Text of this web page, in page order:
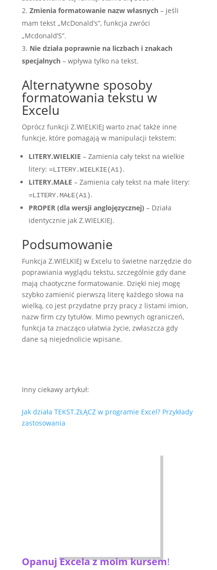
Zmienia formatowanie nazw własnych– jeśli
mam tekst „McDonald’s”, funkcja zwróci
„Mcdonald’S”.
Nie działa poprawnie na liczbach i znakach
specjalnych– wpływa tylko na tekst.
Alternatywne sposoby
formatowania tekstu w
Excelu
Oprócz funkcji Z.WIELKIEJ warto znać także inne
funkcje, które pomagają w manipulacji tekstem:
LITERY.WIELKIE – Zamienia cały tekst na wielkie
litery: =LITERY.WIELKIE(A1).
LITERY.MAŁE – Zamienia cały tekst na małe litery:
=LITERY.MAŁE(A1).
PROPER (dla wersji anglojęzycznej) – Działa
identycznie jak Z.WIELKIEJ.
Podsumowanie
Funkcja Z.WIELKIEJ w Excelu to świetne narzędzie do
poprawiania wyglądu tekstu, szczególnie gdy dane
mają chaotyczne formatowanie. Dzięki niej mogę
szybko zamienić pierwszą literę każdego słowa na
wielką, co jest przydatne przy pracy z listami imion,
nazw firm czy tytułów. Mimo pewnych ograniczeń,
funkcja ta znacząco ułatwia życie, zwłaszcza gdy
dane są niejednolicie wpisane.
Inny ciekawy artykuł:
Jak działa TEKST.ZŁĄCZ w programie Excel? Przykłady
zastosowania
Opanuj Excela z moim kursem!